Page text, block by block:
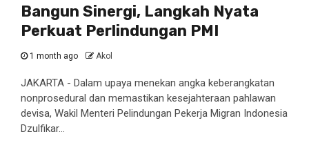
Bangun Sinergi, Langkah Nyata
Perkuat Perlindungan PMI
1 month ago Akol
JAKARTA - Dalam upaya menekan angka keberangkatan
nonprosedural dan memastikan kesejahteraan pahlawan
devisa, Wakil Menteri Pelindungan Pekerja Migran Indonesia
Dzulfikar...